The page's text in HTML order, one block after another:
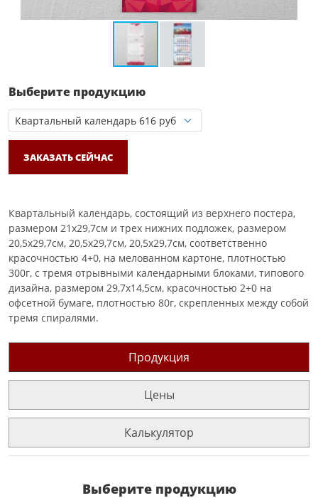
Выберите продукцию
ЗАКАЗАТЬ СЕЙЧАС
Квартальный календарь, состоящий из верхнего постера,
размером 21х29,7см и трех нижних подложек, размером
20,5х29,7см, 20,5х29,7см, 20,5х29,7см, соответственно
красочностью 4+0, на мелованном картоне, плотностью
300г, с тремя отрывными календарными блоками, типового
дизайна, размером 29,7х14,5см, красочностью 2+0 на
офсетной бумаге, плотностью 80г, скрепленных между собой
тремя спиралями.
Продукция
Цены
Калькулятор
Выберите продукцию